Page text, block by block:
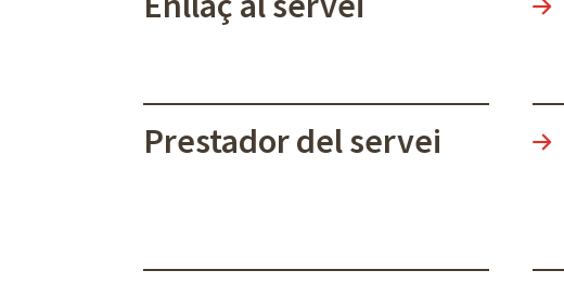
Prestador del servei